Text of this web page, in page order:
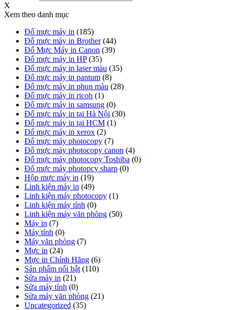
X
Xem theo danh mục
Đổ mực máy in (185)
Đổ mực máy in Brother (44)
Đổ Mực Máy in Canon (39)
Đổ mực máy in HP (35)
Đổ mực máy in laser màu (35)
Đổ mực máy in pantum (8)
Đổ mực máy in phun màu (28)
Đổ mực máy in ricoh (1)
Đổ mực máy in samsung (0)
Đổ mực máy in tại Hà Nội (30)
Đổ mực máy in tại HCM (1)
Đổ mực máy in xerox (2)
Đổ mực máy photocopy (7)
Đổ mực máy photocopy canon (4)
Đổ mực máy photocopy Toshiba (0)
Đổ mực máy photopcy sharp (0)
Hộp mực máy in (19)
Linh kiện máy in (49)
Linh kiện máy photocopy (1)
Linh kiện máy tính (0)
Linh kiện máy văn phòng (50)
Máy in (7)
Máy tính (0)
Máy văn phòng (7)
Mực in (24)
Mực in Chính Hãng (6)
Sản phẩm nổi bật (110)
Sửa máy in (21)
Sửa máy tính (0)
Sửa máy văn phòng (21)
Uncategorized (35)